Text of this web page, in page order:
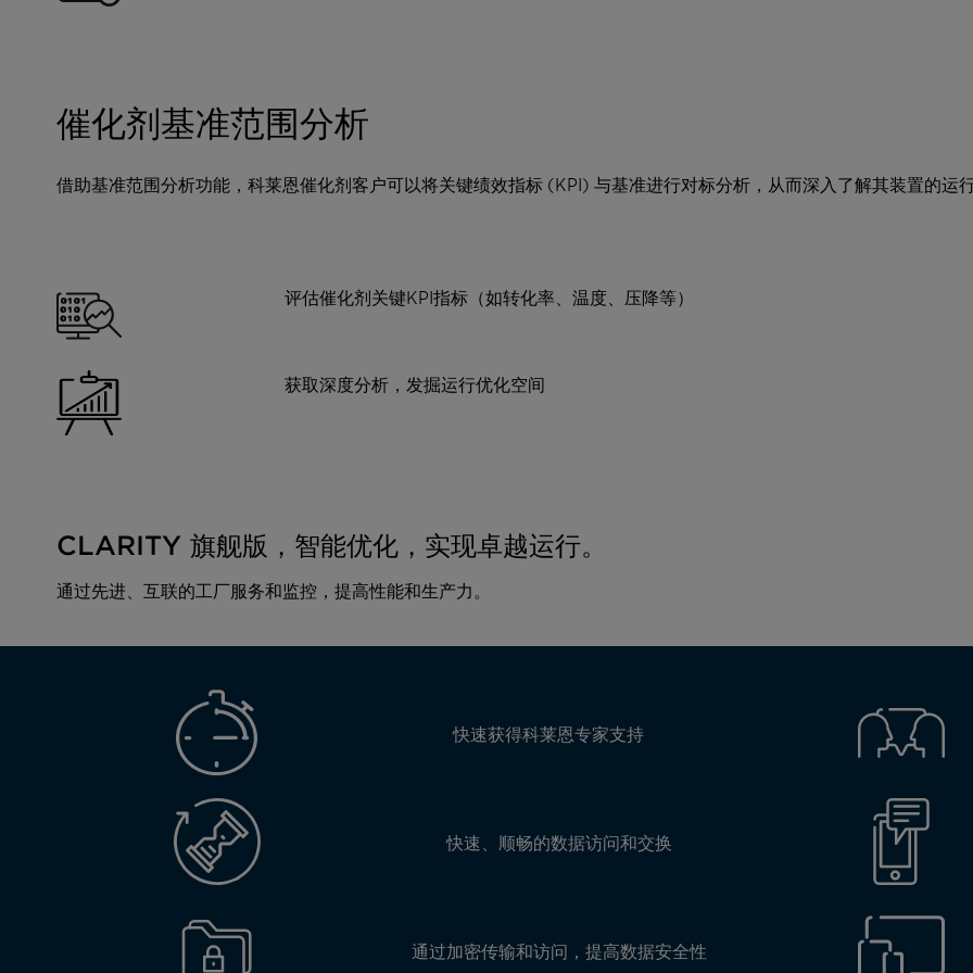
催化剂基准范围分析
借助基准范围分析功能，科莱恩催化剂客户可以将关键绩效指标 (KPI) 与基准进行对标分析，从而深入了解其装置的运
评估催化剂关键KPI指标（如转化率、温度、压降等）
获取深度分析，发掘运行优化空间
CLARITY 旗舰版，智能优化，实现卓越运行。
通过先进、互联的工厂服务和监控，提高性能和生产力。
快速获得科莱恩专家支持
快速、顺畅的数据访问和交换
通过加密传输和访问，提高数据安全性